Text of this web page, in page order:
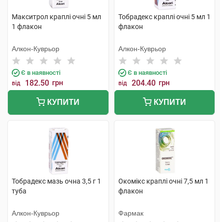
Макситрол краплі очні 5 мл
1 флакон
Алкон-Куврьор
Є в наявності
від 182.50 грн
КУПИТИ
Тобрадекс краплі очні 5 мл 1
флакон
Алкон-Куврьор
Є в наявності
від 204.40 грн
КУПИТИ
Тобрадекс мазь очна 3,5 г 1
туба
Алкон-Куврьор
Окомікс краплі очні 7,5 мл 1
флакон
Фармак